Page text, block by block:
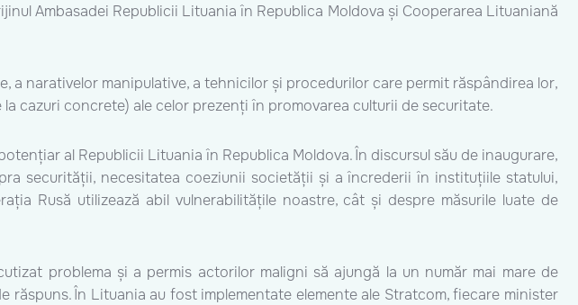
Ambasadei Republicii Lituania în Republica Moldova și Cooperarea Lituaniană
narativelor manipulative, a tehnicilor și procedurilor care permit răspândirea lor,
cazuri concrete) ale celor prezenți în promovarea culturii de securitate.
al Republicii Lituania în Republica Moldova. În discursul său de inaugurare,
securității, necesitatea coeziunii societății și a încrederii în instituțiile statului,
Rusă utilizează abil vulnerabilitățile noastre, cât și despre măsurile luate de
problema și a permis actorilor maligni să ajungă la un număr mai mare de
În Lituania au fost implementate elemente ale Stratcom, fiecare minister